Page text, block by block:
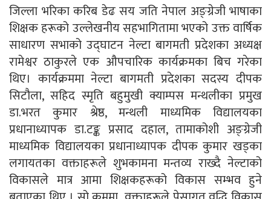
जिल्ला भरिका करिब डेढ सय जति नेपाल अङ्ग्रेजी भाषाका
शिक्षक हरूको उल्लेखनीय सहभागितामा भएको उक्त वार्षिक
साधारण सभाको उद्घाटन नेल्टा बागमती प्रदेशका अध्यक्ष
रामेश्वर ठाकुरले एक औपचारिक कार्यक्रमका बिच गरेका
थिए। कार्यक्रममा नेल्टा बागमती प्रदेशका सदस्य दीपक
सिटौला, सहिद स्मृति बहुमुखी क्याम्पस मन्थलीका प्रमुख
डा.भरत कुमार श्रेष्ठ, मन्थली माध्यमिक विद्यालयका
प्रधानाध्यापक डा.टङ्क प्रसाद दहाल, तामाकोशी अङ्ग्रेजी
माध्यमिक विद्यालयका प्रधानाध्यापक दीपक कुमार खड्का
लगायतका वक्ताहरूले शुभकामना मन्तव्य राख्दै नेल्टाको
विकासले मात्र आमा शिक्षकहरूको विकास सम्भव हुने